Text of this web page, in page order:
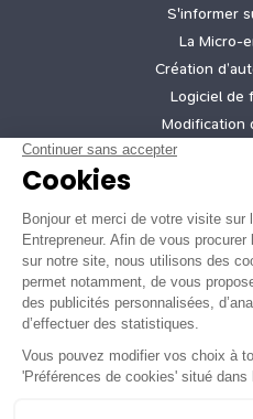
S'informer
La
Création
Logiciel de
Modification
Création micro-
Mentions
Politique de
Conditions